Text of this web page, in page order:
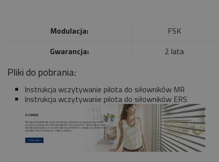
Modulacja:
FSK
Gwarancja:
2 lata
Pliki do pobrania:
Instrukcja wczytywanie pilota do siłowników MR
Instrukcja wczytywanie pilota do siłowników ERS